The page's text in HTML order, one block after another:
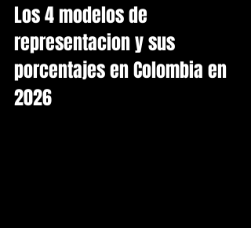
Los 4 modelos de
representacion y sus
porcentajes en Colombia en
2026